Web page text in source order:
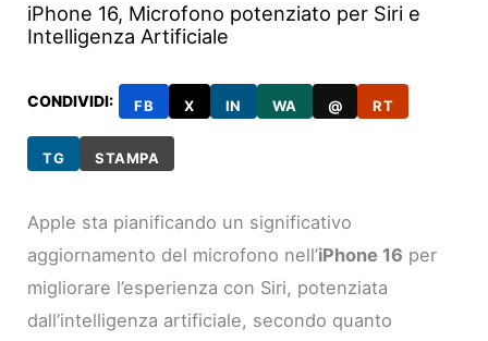
iPhone 16, Microfono potenziato per Siri e
Intelligenza Artificiale
CONDIVIDI: FB X IN WA @ RT
TG STAMPA
Apple sta pianificando un significativo
aggiornamento del microfono nell’iPhone 16 per
migliorare l’esperienza con Siri, potenziata
dall’intelligenza artificiale, secondo quanto